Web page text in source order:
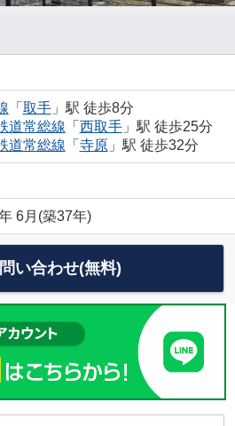
「 取手」駅 徒歩8分
道常総線 「 西取手」駅 徒歩25分
道常総線 「 寺原」駅 徒歩32分
6月(築37年)
い合わせ(無料)